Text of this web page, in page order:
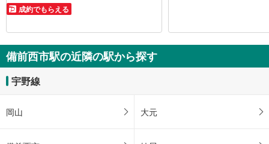
成約でもらえる
備前西市駅の近隣の駅から探す
宇野線
岡山 大元